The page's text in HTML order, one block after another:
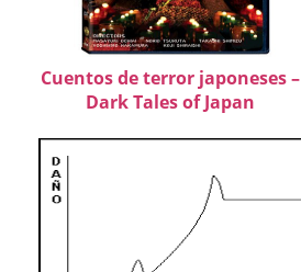
Cuentos de terror japoneses –
Dark Tales of Japan